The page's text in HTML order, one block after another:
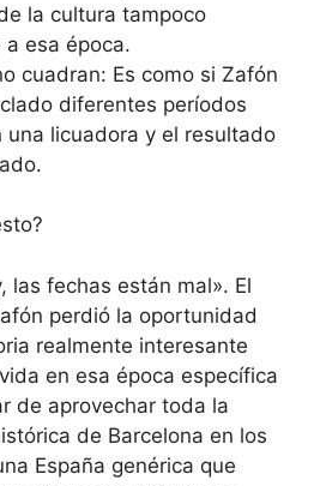
la cultura tampoco
esa época.
cuadran: Es como si Zafón
diferentes períodos
una licuadora y el resultado
las fechas están mal». El
perdió la oportunidad
realmente interesante
en esa época específica
de aprovechar toda la
de Barcelona en los
España genérica que